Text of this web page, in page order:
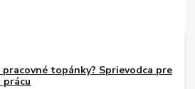
topánky? Sprievodca pre
prácu